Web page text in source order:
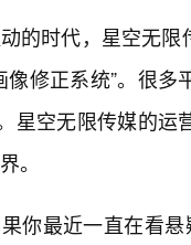
的时代，星空无
像修正系统”。很
星空无限传媒的
。
你最近一直在看